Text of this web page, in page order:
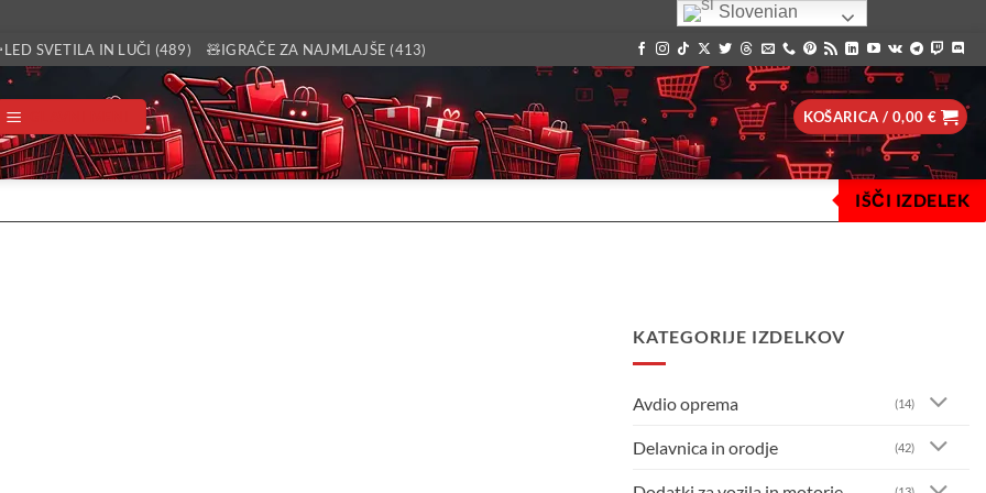
SVETILA IN LUČI (489) 🧸IGRAČE ZA NAJMLAJŠE (413)
KOŠARICA / 0,00 €
IŠČI IZDELEK
KATEGORIJE IZDELKOV
Avdio oprema (14)
Delavnica in orodje (42)
Slovenian